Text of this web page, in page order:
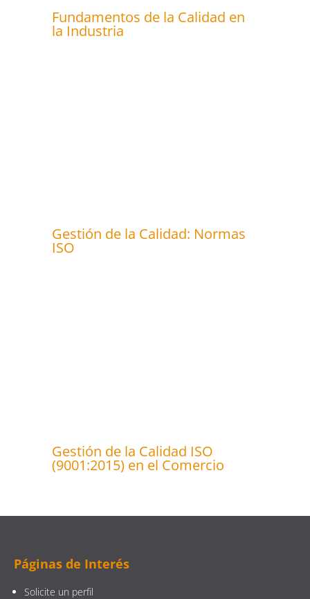
Fundamentos de la Calidad en
la Industria
Gestión de la Calidad: Normas
ISO
Gestión de la Calidad ISO
(9001:2015) en el Comercio
Páginas de Interés
Solicite un perfil